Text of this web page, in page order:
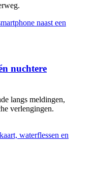
nuchtere
langs meldingen,
verlengingen.